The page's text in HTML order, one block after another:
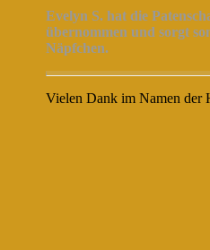
Evelyn S. hat die
übernommen und sorgt
Näpfchen.
Vielen Dank im Namen der